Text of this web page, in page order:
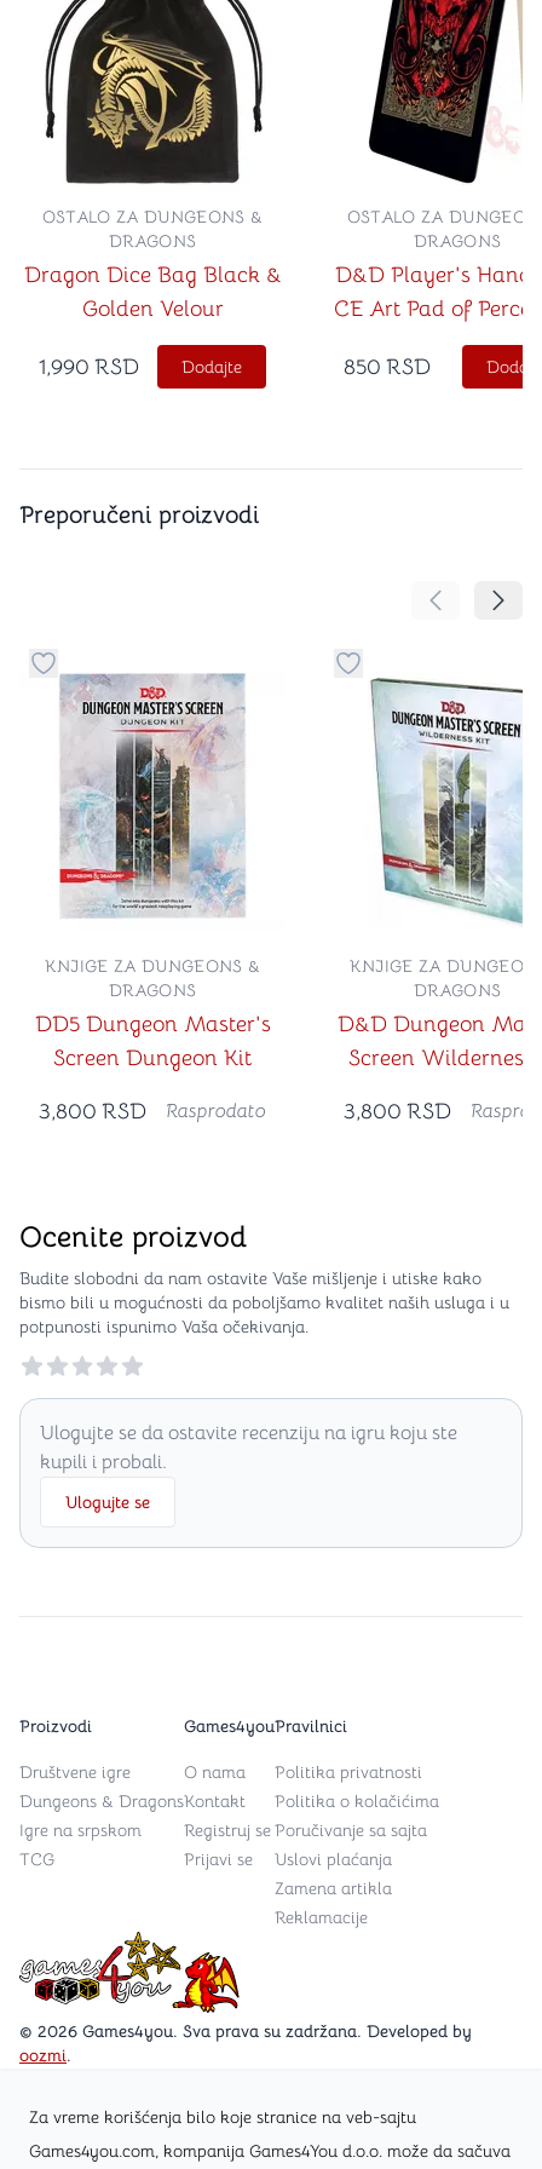
Za vreme korišćenja bilo koje stranice na veb-sajtu
Games4you.com, kompanija Games4You d.o.o. može da sačuva
Dragon Dice Bag Black &
Golden Velour
OSTALO ZA DUNGEONS &
DRAGONS
1,990 RSD Dodajte
D&D Player's
CE Art Pad of
OSTALO ZA
DRAGONS
850 RSD
Preporučeni proizvodi
Pomeranje
Dugme za dodavanje stvari u kategoriju omiljeno
DD5 Dungeon Master's
Screen Dungeon Kit
KNJIGE ZA DUNGEONS &
DRAGONS
3,800 RSD Rasprodato
Dugme za dodavanje
D&D Dungeon
Screen Wilderness
KNJIGE ZA
DRAGONS
3,800 RSD
Ocenite proizvod
Budite slobodni da nam ostavite Vaše mišljenje i utiske kako
bismo bili u mogućnosti da poboljšamo kvalitet naših usluga i u
potpunosti ispunimo Vaša očekivanja.
Reviews
Ulogujte se da ostavite recenziju na igru koju ste
kupili i probali.
Ulogujte se
Games4you logo
© 2026 Games4you. Sva prava su zadržana. Developed by
oozmi.
Posetite Facebook stranicu /Games4you.rs
Proizvodi
Društvene igre
Dungeons & Dragons
Igre na srpskom
TCG
Games4you
O nama
Kontakt
Registruj se
Prijavi se
Pravilnici
Politika privatnosti
Politika o kolačićima
Poručivanje sa sajta
Uslovi plaćanja
Zamena artikla
Reklamacije